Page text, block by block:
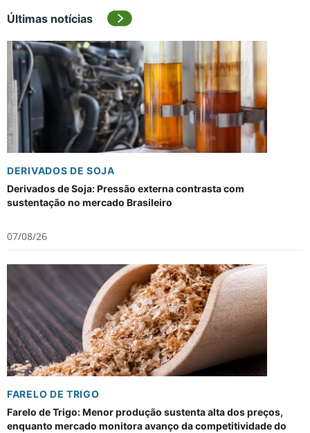
Últimas notícias
DERIVADOS DE SOJA
Derivados de Soja: Pressão externa contrasta com
sustentação no mercado Brasileiro
07/08/26
FARELO DE TRIGO
Farelo de Trigo: Menor produção sustenta alta dos preços,
enquanto mercado monitora avanço da competitividade do